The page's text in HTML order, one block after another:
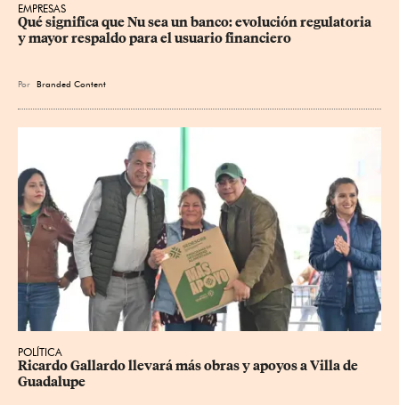
EMPRESAS
Qué significa que Nu sea un banco: evolución regulatoria
y mayor respaldo para el usuario financiero
Por Branded Content
POLÍTICA
Ricardo Gallardo llevará más obras y apoyos a Villa de
Guadalupe